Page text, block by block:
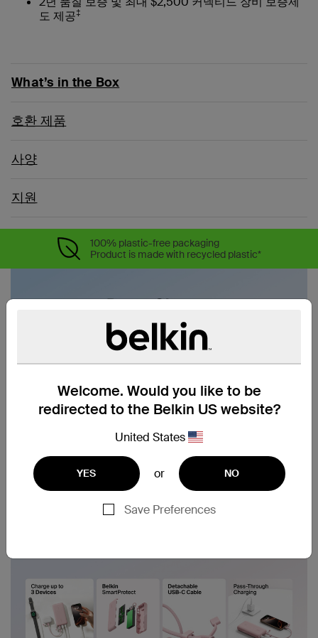
Welcome. Would you like to be
redirected to the Belkin US website?
United States
YES or NO
Save Preferences
도 제공‡
What’s in the Box
호환 제품
사양
지원
100% plastic-free packaging
Product is made with recycled plastic*